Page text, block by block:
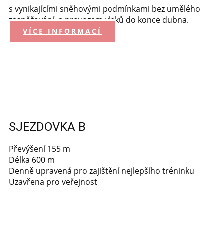
s vynikajícími sněhovými podmínkami bez umělého
zasněžování a provozem vleků do konce dubna.
VÍCE INFORMACÍ
SJEZDOVKA B
Převýšení 155 m
Délka 600 m
Denně upravená pro zajištění nejlepšího tréninku
Uzavřena pro veřejnost